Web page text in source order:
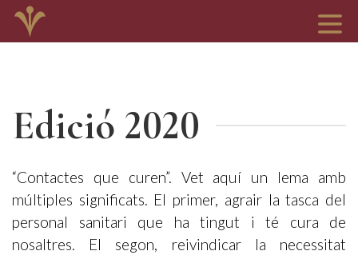
Edició 2020
“Contactes que curen”. Vet aquí un lema amb
múltiples significats. El primer, agrair la tasca del
personal sanitari que ha tingut i té cura de
nosaltres. El segon, reivindicar la necessitat